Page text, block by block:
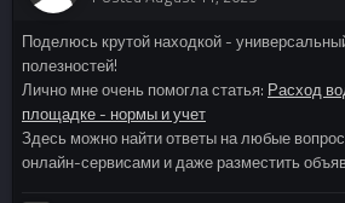
Поделюсь крутой находкой -
полезностей!
Лично мне очень помогла статья: Расход
площадке - нормы и учет
Здесь можно найти ответы на любые
онлайн-сервисами и даже разместить